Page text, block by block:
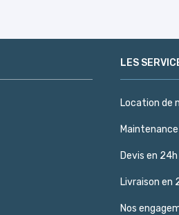
LES
Location de
Devis en 24h
Livraison en
Nos